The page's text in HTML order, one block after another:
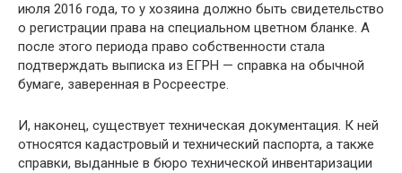
июля 2016 года, то у хозяина должно быть свидетельство
о регистрации права на специальном цветном бланке. А
после этого периода право собственности стала
подтверждать выписка из ЕГРН — справка на обычной
бумаге, заверенная в Росреестре.
И, наконец, существует техническая документация. К ней
относятся кадастровый и технический паспорта, а также
справки, выданные в бюро технической инвентаризации